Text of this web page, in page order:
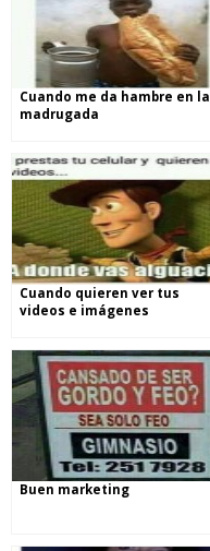
Cuando me da hambre en la
madrugada
Cuando quieren ver tus
videos e imágenes
Buen marketing